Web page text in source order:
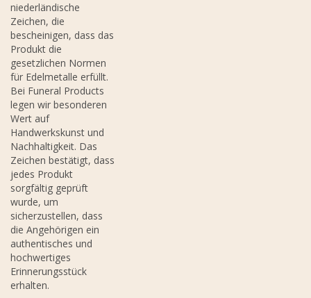
niederländische
Zeichen, die
bescheinigen, dass das
Produkt die
gesetzlichen Normen
für Edelmetalle erfüllt.
Bei Funeral Products
legen wir besonderen
Wert auf
Handwerkskunst und
Nachhaltigkeit. Das
Zeichen bestätigt, dass
jedes Produkt
sorgfältig geprüft
wurde, um
sicherzustellen, dass
die Angehörigen ein
authentisches und
hochwertiges
Erinnerungsstück
erhalten.